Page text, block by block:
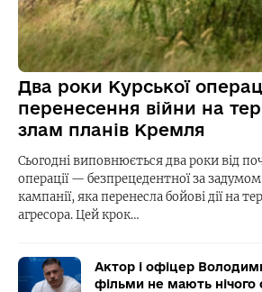
Два роки Курської
перенесення війни на
злам планів Кремля
Сьогодні виповнюється два роки від
операції — безпрецедентної за
кампанії, яка перенесла бойові дії на
агресора. Цей крок…
Актор і офіцер
фільми не мають нічого